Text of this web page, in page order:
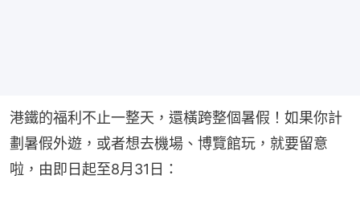
港鐵的福利不止一整天，還橫跨整個暑假！如果你計
劃暑假外遊，或者想去機場、博覽館玩，就要留意
啦，由即日起至8月31日：